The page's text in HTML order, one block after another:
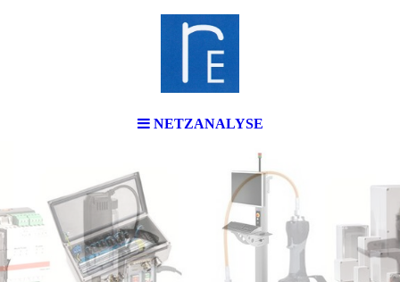
NETZANALYSE